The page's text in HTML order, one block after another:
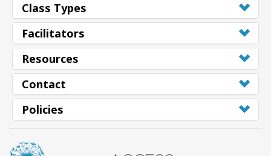
Class Types
Facilitators
Resources
Contact
Policies